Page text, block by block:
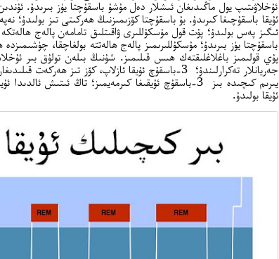
ئۇخلاۋىتىپ يول ماڭىدىغان ئىشلار دەل مۇشۇ باسقۇچتا يۈز بىرىدۇ.
ئۇيقا باسقۇچىغا كىرىدۇ. بۇ باسقۇچتا كۆزىمىزنىڭ ھەركىتى تىز
ئىگىز پەس بولىدۇ؛ پۇت قول مۇسكۇللىرى ۋاقىتلىق تامامەن پالەج
باسقۇچتا يۈز بىرىدۇ؛ مۇسكۇللىرىمىز پالەج ھالەتتە بولغاچقا،
پۇي قولىمىز باغلاغلىقتەك ھىس قىلىمىز. شۇنىڭ بىلەن تولۇق بىر
جەريانلار تەكرارلىندۇ؛ 3-باسقۇچ ئۇيقا ئازلاپ، كۆز تىز
يىرىم كىچىدە بىز 3-باسقۇچ ئۇيقىغا كىرمەيمىز؛ تاڭ ئىتىش
ئۇيقا بولىدۇ.